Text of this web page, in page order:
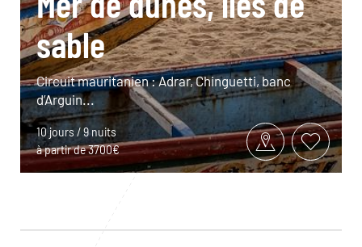
sable
Circuit mauritanien : Adrar, Chinguetti, banc
d’Arguin...
10 jours / 9 nuits
à partir de 3700€